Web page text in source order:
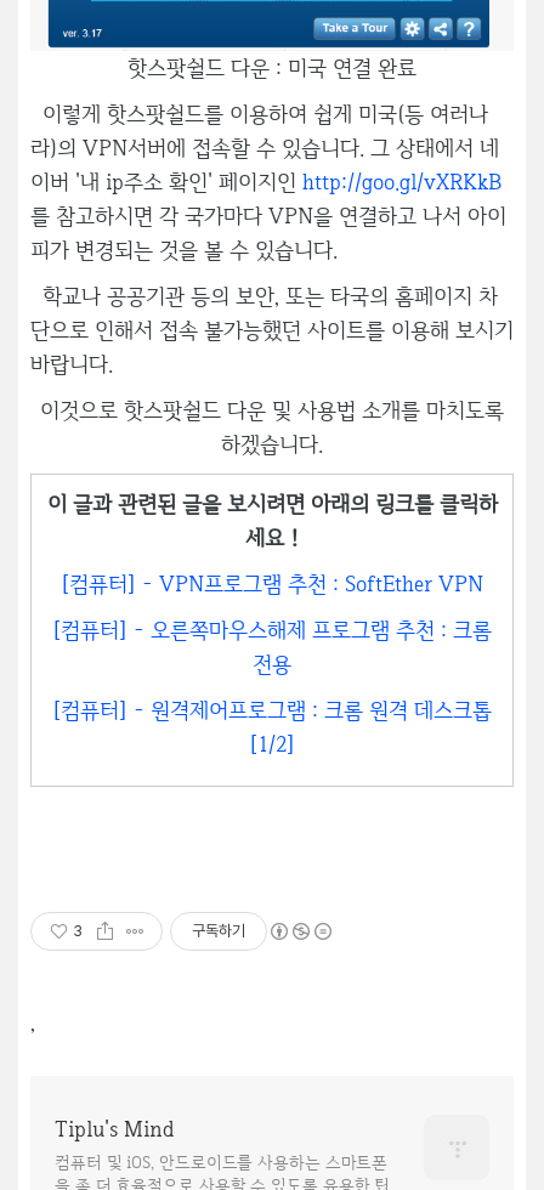
핫스팟쉴드 다운 : 미국 연결 완료
이렇게 핫스팟쉴드를 이용하여 쉽게 미국(등 여러나
라)의 VPN서버에 접속할 수 있습니다. 그 상태에서 네
이버 '내 ip주소 확인' 페이지인 http://goo.gl/vXRKkB
를 참고하시면 각 국가마다 VPN을 연결하고 나서 아이
피가 변경되는 것을 볼 수 있습니다.
학교나 공공기관 등의 보안, 또는 타국의 홈페이지 차
단으로 인해서 접속 불가능했던 사이트를 이용해 보시기
바랍니다.
이것으로 핫스팟쉴드 다운 및 사용법 소개를 마치도록
하겠습니다.
이 글과 관련된 글을 보시려면 아래의 링크를 클릭하
세요 !
[컴퓨터] - VPN프로그램 추천 : SoftEther VPN
[컴퓨터] - 오른쪽마우스해제 프로그램 추천 : 크롬
전용
[컴퓨터] - 원격제어프로그램 : 크롬 원격 데스크톱
[1/2]
3 구독하기
,
Tiplu's Mind
컴퓨터 및 iOS, 안드로이드를 사용하는 스마트폰
을 좀 더 효율적으로 사용할 수 있도록 유용한 팁